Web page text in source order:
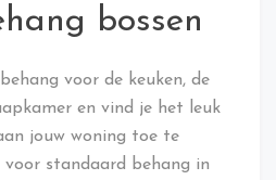
bossen
voor de keuken, de
en vind je het leuk
jouw woning toe te
voor standaard behang in